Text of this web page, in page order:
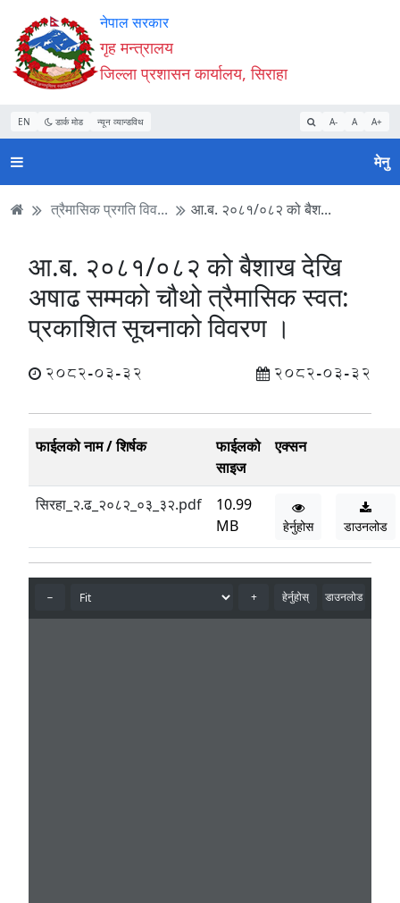
Accessibility
Mode
सुरु
गर्नुहोस्
सामाग्री
पढ्नुहाेस्
नेभिगेसन
पढ्नुहाेस्
वेबसाइट
खोजमा
जानुहोस्
नेपाल सरकार
गृह मन्त्रालय
जिल्ला प्रशासन कार्यालय, सिराहा
EN डार्क मोड न्यून व्यान्डविथ A- A A+
मेनु
त्रैमासिक प्रगति विव... आ.ब. २०८१/०८२ को बैश...
आ.ब. २०८१/०८२ को बैशाख देखि
अषाढ सम्मको चौथो त्रैमासिक स्वत:
प्रकाशित सूचनाको विवरण ।
2082-03-32 2082-03-32
फाईलको नाम / शिर्षक
फाईलको
साइज
एक्सन
सिरहा_२.ढ_२०८२_०३_३२.pdf
10.99
MB
हेर्नुहोस डाउनलोड